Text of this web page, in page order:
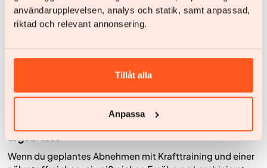
användarupplevelsen, analys och statik, samt anpassad,
riktad och relevant annonsering.
Tillåt alla
Anpassa
Ausdauertraining kombiniert, erzielt die größten
gesundheitlichen Vorteile.
Wenn du wenig Zeit hast, ist es sinnvoll, Krafttraining zu
priorisieren und es mit Alltagsbewegung zu ergänzen –
zum Beispiel mit Spazierengehen oder Radfahren. Am
eine Aktivität wählst, die dir Spaß macht.
Ergebnisse
Wenn du geplantes Abnehmen mit Krafttraining und einer